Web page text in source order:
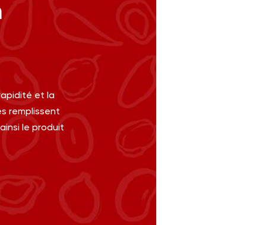
et la
remplissent
le produit